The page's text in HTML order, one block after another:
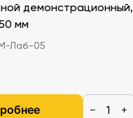
демонстрационный,
мм
Лаб-05
− +